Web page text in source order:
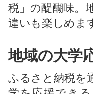
税」の醍醐味。
違いも楽しめま
地域の大学
ふるさと納税を